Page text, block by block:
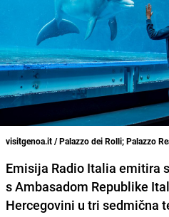
visitgenoa.it / Palazzo dei Rolli; Palazzo
Emisija Radio Italia emitira
s Ambasadom Republike
Hercegovini u tri sedmična